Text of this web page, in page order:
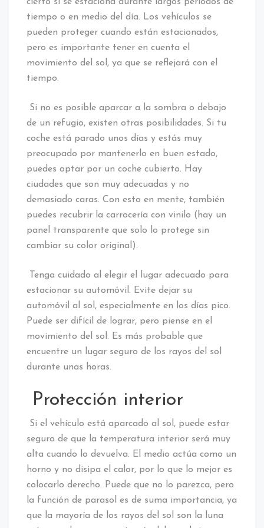
tiempo o en medio del día. Los vehículos se
pueden proteger cuando están estacionados,
pero es importante tener en cuenta el
movimiento del sol, ya que se reflejará con el
tiempo.
Si no es posible aparcar a la sombra o debajo
de un refugio, existen otras posibilidades. Si tu
coche está parado unos días y estás muy
preocupado por mantenerlo en buen estado,
puedes optar por un coche cubierto. Hay
ciudades que son muy adecuadas y no
demasiado caras. Con esto en mente, también
puedes recubrir la carrocería con vinilo (hay un
panel transparente que solo lo protege sin
cambiar su color original).
Tenga cuidado al elegir el lugar adecuado para
estacionar su automóvil. Evite dejar su
automóvil al sol, especialmente en los días pico.
Puede ser difícil de lograr, pero piense en el
movimiento del sol. Es más probable que
encuentre un lugar seguro de los rayos del sol
durante unas horas.
Protección interior
Si el vehículo está aparcado al sol, puede estar
seguro de que la temperatura interior será muy
alta cuando lo devuelva. El medio actúa como un
horno y no disipa el calor, por lo que lo mejor es
colocarlo derecho. Puede que no lo parezca, pero
la función de parasol es de suma importancia, ya
que la mayoría de los rayos del sol son la luna